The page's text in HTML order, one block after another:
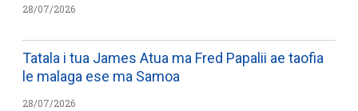
28/07/2026
Tatala i tua James Atua ma Fred Papalii ae taofia
le malaga ese ma Samoa
28/07/2026